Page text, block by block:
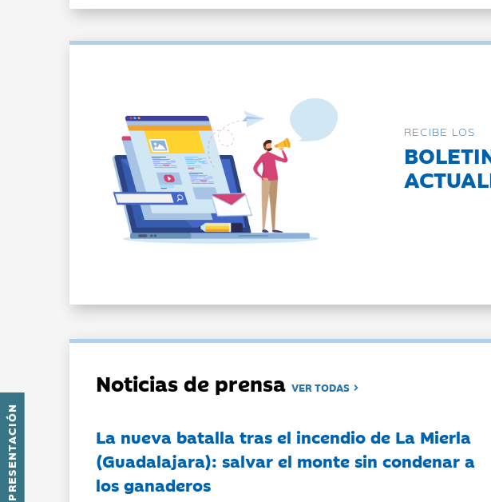
PRESENTACIÓN
RECIBE LOS
Noticias de prensaVER TODAS
La nueva batalla tras el incendio de La Mierla
(Guadalajara): salvar el monte sin condenar a
los ganaderos